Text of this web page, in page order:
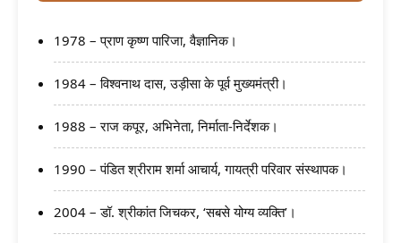
1978 – प्राण कृष्ण पारिजा, वैज्ञानिक।
1984 – विश्वनाथ दास, उड़ीसा के पूर्व मुख्यमंत्री।
1988 – राज कपूर, अभिनेता, निर्माता-निर्देशक।
1990 – पंडित श्रीराम शर्मा आचार्य, गायत्री परिवार संस्थापक।
2004 – डॉ. श्रीकांत जिचकर, ‘सबसे योग्य व्यक्ति’।